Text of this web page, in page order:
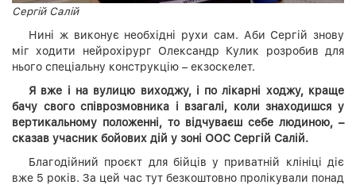
Сергій Салій
Нині ж виконує необхідні рухи сам. Аби Сергій знову
міг ходити нейрохірург Олександр Кулик розробив для
нього спеціальну конструкцію – екзоскелет.
Я вже і на вулицю виходжу, і по лікарні ходжу, краще
бачу свого співрозмовника і взагалі, коли знаходишся у
вертикальному положенні, то відчуваєш себе людиною, –
сказав учасник бойових дій у зоні ООС Сергій Салій.
Благодійний проєкт для бійців у приватній клініці діє
вже 5 років. За цей час тут безкоштовно пролікували понад